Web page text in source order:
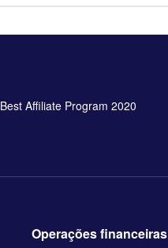
Best Affiliate Program 2020
Operações financeiras